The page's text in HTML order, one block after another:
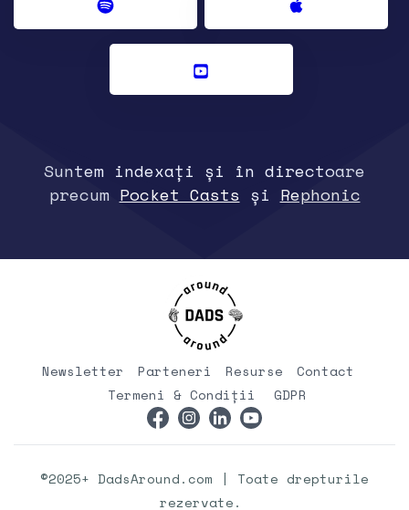
Suntem indexați și în directoare
precum Pocket Casts și Rephonic
Newsletter Parteneri Resurse
Contact
Termeni & Condiții
GDPR
©2025+ DadsAround.com | Toate drepturile
rezervate.